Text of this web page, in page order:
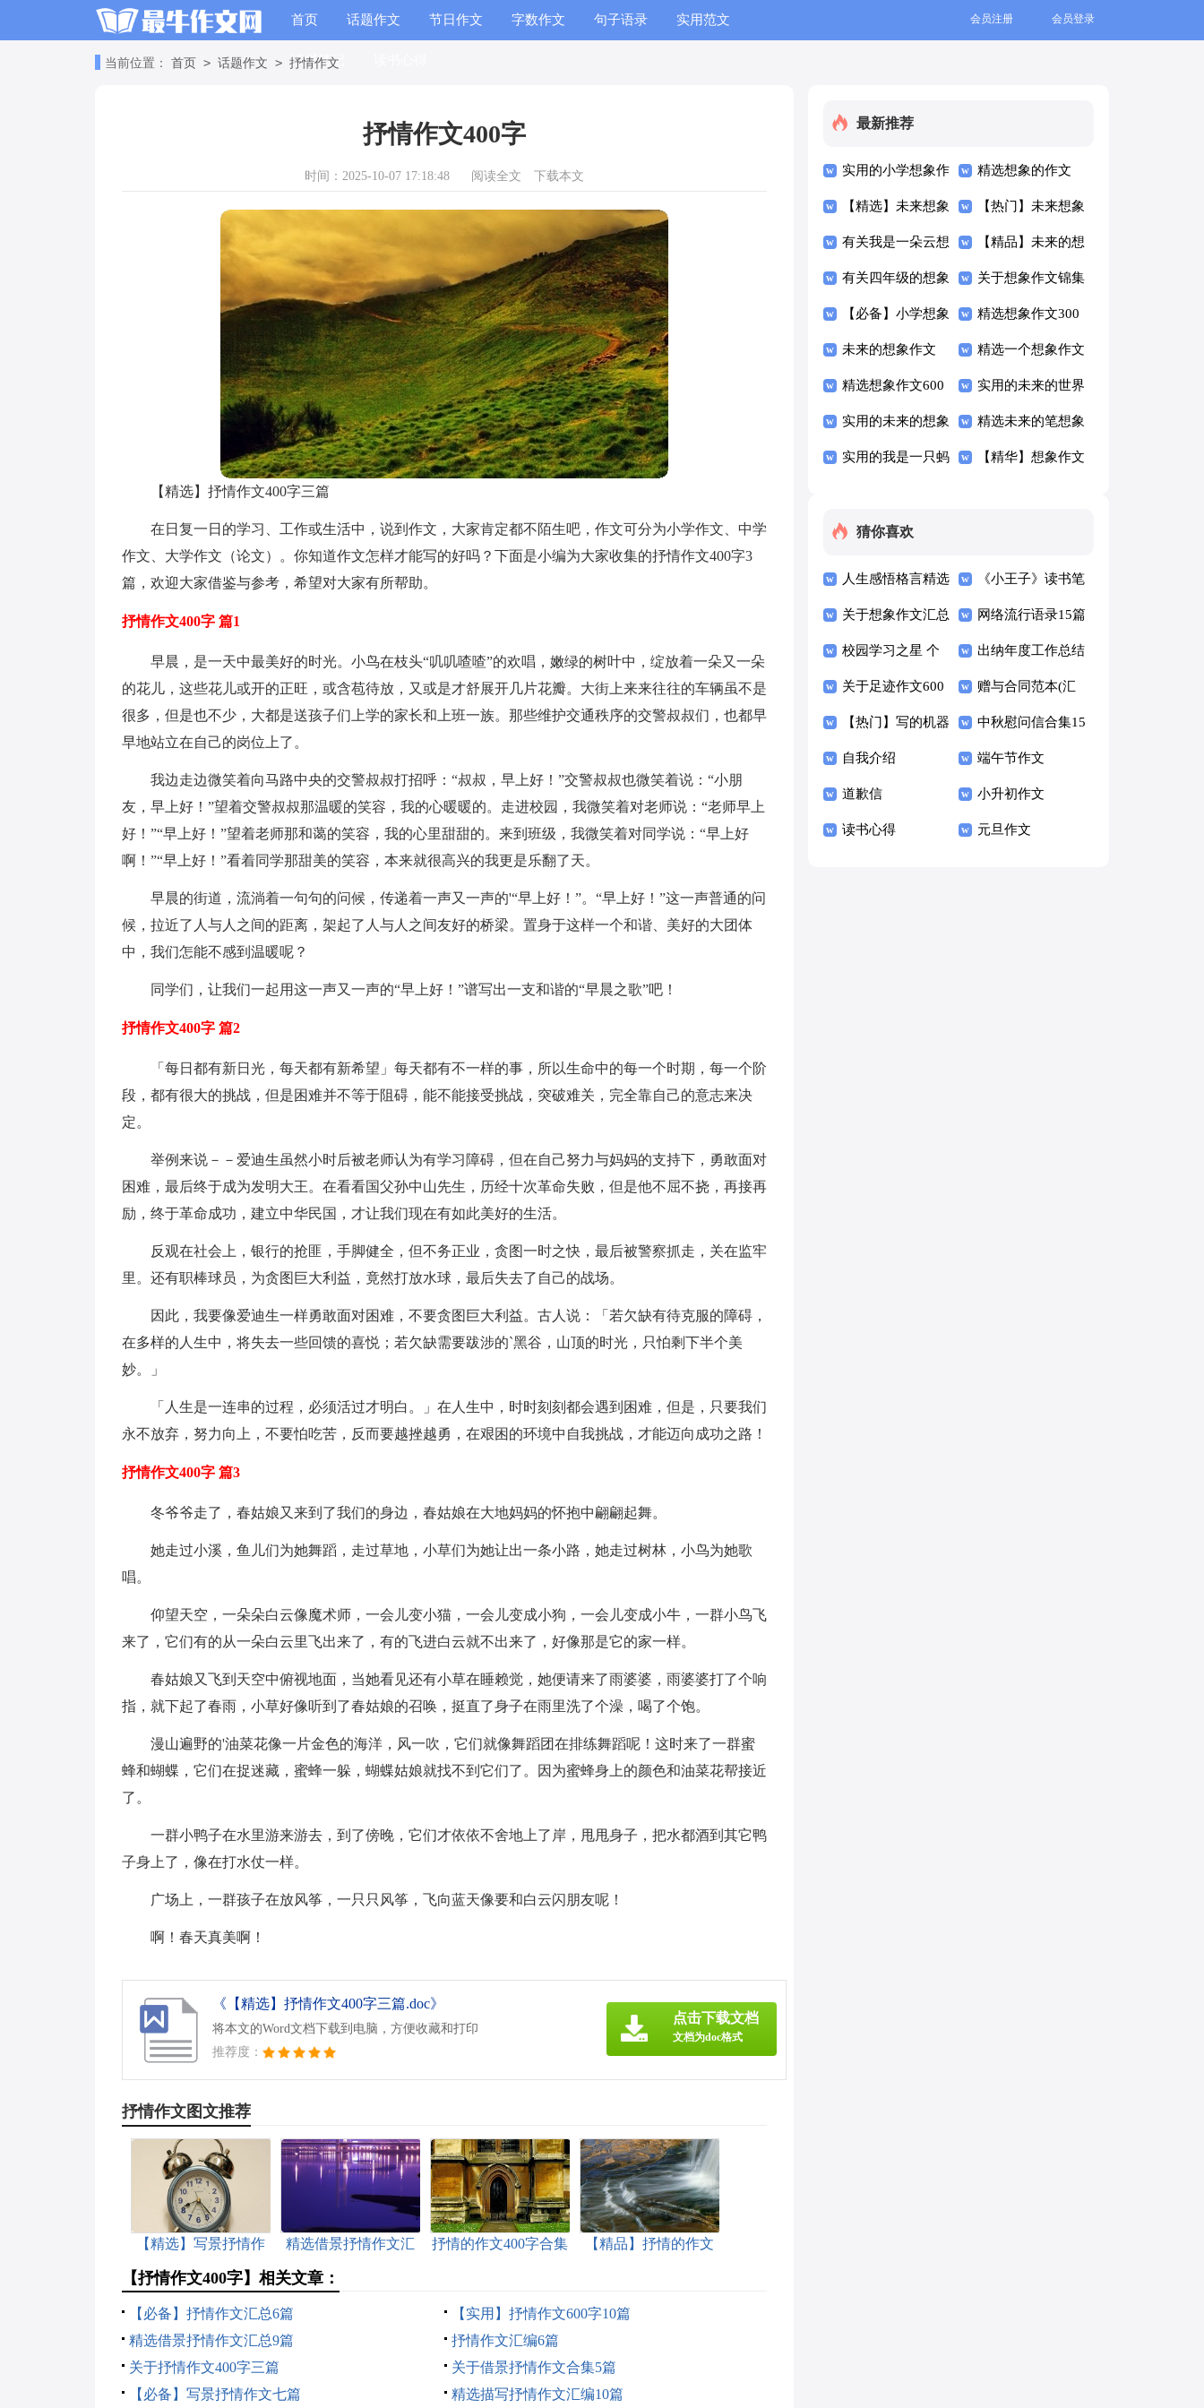
首页 话题作文 节日作文 字数作文 句子语录 实用范文
读书笔记
会员登录
会员注册
当前位置： 首页 > 话题作文 > 抒情作文
抒情作文400字
时间：2025-10-07 17:18:48 阅读全文 下载本文
【精选】抒情作文400字三篇
在日复一日的学习、工作或生活中，说到作文，大家肯定都不陌生吧，作文可分为小学作文、中学
作文、大学作文（论文）。你知道作文怎样才能写的好吗？下面是小编为大家收集的抒情作文400字3
篇，欢迎大家借鉴与参考，希望对大家有所帮助。
抒情作文400字 篇1
早晨，是一天中最美好的时光。小鸟在枝头“叽叽喳喳”的欢唱，嫩绿的树叶中，绽放着一朵又一朵
的花儿，这些花儿或开的正旺，或含苞待放，又或是才舒展开几片花瓣。大街上来来往往的车辆虽不是
很多，但是也不少，大都是送孩子们上学的家长和上班一族。那些维护交通秩序的交警叔叔们，也都早
早地站立在自己的岗位上了。
我边走边微笑着向马路中央的交警叔叔打招呼：“叔叔，早上好！”交警叔叔也微笑着说：“小朋
友，早上好！”望着交警叔叔那温暖的笑容，我的心暖暖的。走进校园，我微笑着对老师说：“老师早上
好！”“早上好！”望着老师那和蔼的笑容，我的心里甜甜的。来到班级，我微笑着对同学说：“早上好
啊！”“早上好！”看着同学那甜美的笑容，本来就很高兴的我更是乐翻了天。
早晨的街道，流淌着一句句的问候，传递着一声又一声的'“早上好！”。“早上好！”这一声普通的问
候，拉近了人与人之间的距离，架起了人与人之间友好的桥梁。置身于这样一个和谐、美好的大团体
中，我们怎能不感到温暖呢？
同学们，让我们一起用这一声又一声的“早上好！”谱写出一支和谐的“早晨之歌”吧！
抒情作文400字 篇2
「每日都有新日光，每天都有新希望」每天都有不一样的事，所以生命中的每一个时期，每一个阶
段，都有很大的挑战，但是困难并不等于阻碍，能不能接受挑战，突破难关，完全靠自己的意志来决
定。
举例来说－－爱迪生虽然小时后被老师认为有学习障碍，但在自己努力与妈妈的支持下，勇敢面对
困难，最后终于成为发明大王。在看看国父孙中山先生，历经十次革命失败，但是他不屈不挠，再接再
励，终于革命成功，建立中华民国，才让我们现在有如此美好的生活。
反观在社会上，银行的抢匪，手脚健全，但不务正业，贪图一时之快，最后被警察抓走，关在监牢
里。还有职棒球员，为贪图巨大利益，竟然打放水球，最后失去了自己的战场。
因此，我要像爱迪生一样勇敢面对困难，不要贪图巨大利益。古人说：「若欠缺有待克服的障碍，
在多样的人生中，将失去一些回馈的喜悦；若欠缺需要跋涉的`黑谷，山顶的时光，只怕剩下半个美
妙。」
「人生是一连串的过程，必须活过才明白。」在人生中，时时刻刻都会遇到困难，但是，只要我们
永不放弃，努力向上，不要怕吃苦，反而要越挫越勇，在艰困的环境中自我挑战，才能迈向成功之路！
抒情作文400字 篇3
冬爷爷走了，春姑娘又来到了我们的身边，春姑娘在大地妈妈的怀抱中翩翩起舞。
她走过小溪，鱼儿们为她舞蹈，走过草地，小草们为她让出一条小路，她走过树林，小鸟为她歌
唱。
仰望天空，一朵朵白云像魔术师，一会儿变小猫，一会儿变成小狗，一会儿变成小牛，一群小鸟飞
来了，它们有的从一朵白云里飞出来了，有的飞进白云就不出来了，好像那是它的家一样。
春姑娘又飞到天空中俯视地面，当她看见还有小草在睡赖觉，她便请来了雨婆婆，雨婆婆打了个响
指，就下起了春雨，小草好像听到了春姑娘的召唤，挺直了身子在雨里洗了个澡，喝了个饱。
漫山遍野的'油菜花像一片金色的海洋，风一吹，它们就像舞蹈团在排练舞蹈呢！这时来了一群蜜
蜂和蝴蝶，它们在捉迷藏，蜜蜂一躲，蝴蝶姑娘就找不到它们了。因为蜜蜂身上的颜色和油菜花帮接近
了。
一群小鸭子在水里游来游去，到了傍晚，它们才依依不舍地上了岸，甩甩身子，把水都酒到其它鸭
子身上了，像在打水仗一样。
广场上，一群孩子在放风筝，一只只风筝，飞向蓝天像要和白云闪朋友呢！
啊！春天真美啊！
《【精选】抒情作文400字三篇.doc》
将本文的Word文档下载到电脑，方便收藏和打印
推荐度：
点击下载文档
文档为doc格式
抒情作文图文推荐
【精选】写景抒情作
精选借景抒情作文汇
抒情的作文400字合集
【精品】抒情的作文
【抒情作文400字】相关文章：
【必备】抒情作文汇总6篇
【实用】抒情作文600字10篇
精选借景抒情作文汇总9篇
抒情作文汇编6篇
关于抒情作文400字三篇
关于借景抒情作文合集5篇
【必备】写景抒情作文七篇
精选描写抒情作文汇编10篇
最新推荐
实用的小学想象作
文400字四篇
精选想象的作文
400字汇总9篇
【精选】未来想象
作文300字4篇
【热门】未来想象
作文合集五篇
有关我是一朵云想
象作文3篇
【精品】未来的想
象作文锦集6篇
有关四年级的想象
作文300字集合八
篇
关于想象作文锦集
六篇
【必备】小学想象
作文汇总六篇
精选想象作文300
字集锦6篇
未来的想象作文
300字四篇
精选一个想象作文
合集8篇
精选想象作文600
字汇编五篇
实用的未来的世界
想象作文合集5篇
实用的未来的想象
作文汇总5篇
精选未来的笔想象
作文锦集5篇
实用的我是一只蚂 【精华】想象作文
猜你喜欢
人生感悟格言精选
15篇
《小王子》读书笔
记汇编15篇
关于想象作文汇总
六篇
网络流行语录15篇
校园学习之星 个
人事迹材料
出纳年度工作总结
(汇编15篇)
关于足迹作文600
字4篇
赠与合同范本(汇
编15篇)
【热门】写的机器
人作文三篇
中秋慰问信合集15
篇
自我介绍 端午节作文
道歉信 小升初作文
读书心得 元旦作文